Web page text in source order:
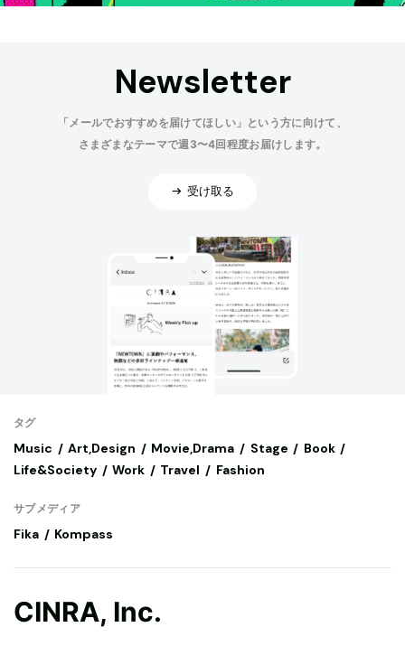
Newsletter
「メールでおすすめを届けてほしい」という方に向けて、
さまざまなテーマで週3〜4回程度お届けします。
受け取る
タグ
Music Art,Design Movie,Drama Stage
Book
Life&Society
Work Travel Fashion
サブメディア
Fika Kompass
CINRA, Inc.